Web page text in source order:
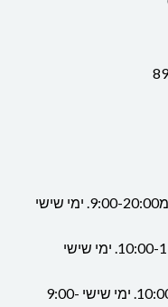
ימים א'-ה' מ9:00-20:00. ימי שישי
: א'-ה' 10:00-19:00. ימי שישי
א'-ה' 10:00-20:00. ימי שישי 9:00-